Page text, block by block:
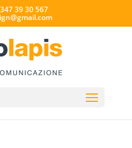
39 30 567